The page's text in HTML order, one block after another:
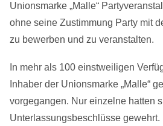
Unionsmarke „Malle“
ohne seine Zustimmung Party mit
zu bewerben und zu veranstalten.
In mehr als 100 einstweiligen
Inhaber der Unionsmarke „Malle“
vorgegangen. Nur einzelne hatten
Unterlassungsbeschlüsse gewehrt.